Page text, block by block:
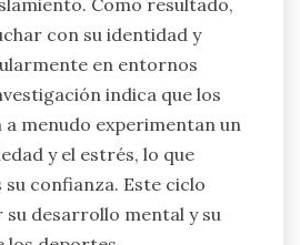
la autoestima
sentimientos de culpa e
en comportamientos
llevar a una falta de
de compañeros y
puede exacerbar los
Como resultado,
con su identidad y